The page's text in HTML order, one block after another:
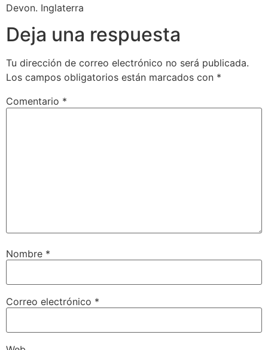
Devon. Inglaterra
Deja una respuesta
Tu dirección de correo electrónico no será publicada.
Los campos obligatorios están marcados con *
Comentario *
Nombre *
Correo electrónico *